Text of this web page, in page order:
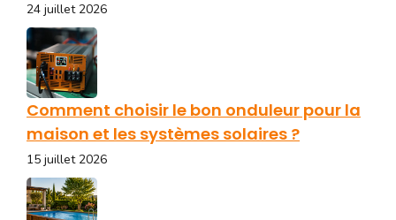
24 juillet 2026
Comment choisir le bon onduleur pour la
maison et les systèmes solaires ?
15 juillet 2026